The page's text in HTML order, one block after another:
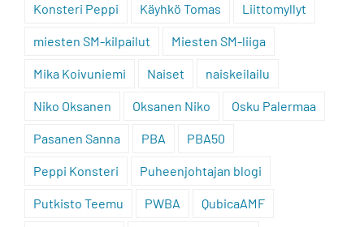
Konsteri Peppi Käyhkö Tomas Liittomyllyt
miesten SM-kilpailut Miesten SM-liiga
Mika Koivuniemi Naiset naiskeilailu
Niko Oksanen Oksanen Niko Osku Palermaa
Pasanen Sanna PBA PBA50
Peppi Konsteri Puheenjohtajan blogi
Putkisto Teemu PWBA QubicaAMF